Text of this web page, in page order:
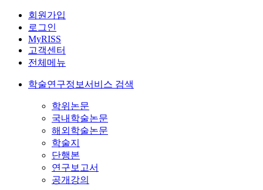
회원가입
로그인
MyRISS
고객센터
전체메뉴
학술연구정보서비스 검색
학위논문
국내학술논문
해외학술논문
학술지
단행본
연구보고서
공개강의